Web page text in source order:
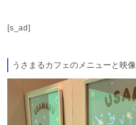
[s_ad]
うさまるカフェのメニューと映像